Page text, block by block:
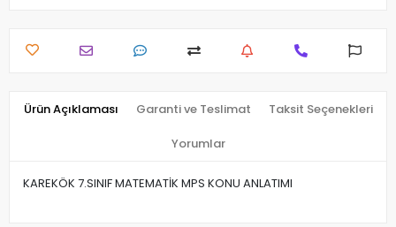
Ürün Açıklaması Garanti ve Teslimat Taksit Seçenekleri
Yorumlar
KAREKÖK 7.SINIF MATEMATİK MPS KONU ANLATIMI